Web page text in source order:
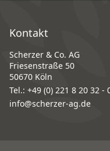
Kontakt
Scherzer & Co. AG
Friesenstraße 50
50670 Köln
Tel.: +49 (0) 221 8 20 32 -
info@scherzer-ag.de